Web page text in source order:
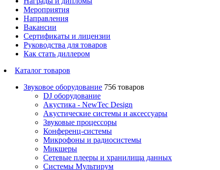
Мероприятия
Направления
Вакансии
Сертификаты и лицензии
Руководства для товаров
Как стать диллером
Каталог товаров
Звуковое оборудование 756 товаров
DJ оборудование
Акустика - NewTec Design
Акустические системы и аксессуары
Звуковые процессоры
Конференц-системы
Микрофоны и радиосистемы
Микшеры
Сетевые плееры и хранилища данных
Системы Мультирум